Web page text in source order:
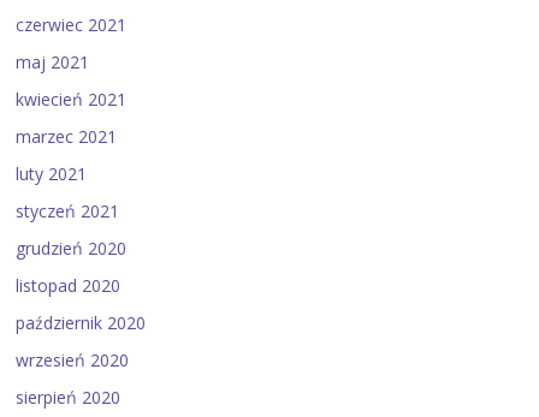
czerwiec 2021
maj 2021
kwiecień 2021
marzec 2021
luty 2021
styczeń 2021
grudzień 2020
listopad 2020
październik 2020
wrzesień 2020
sierpień 2020